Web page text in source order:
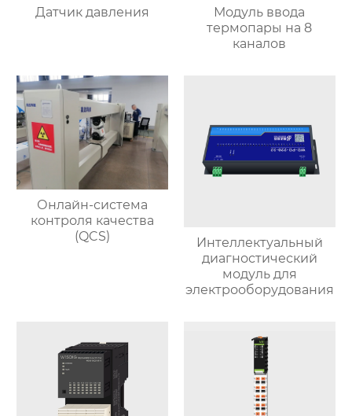
Датчик давления
Модуль ввода
термопары на 8
каналов
Онлайн-система
контроля качества
(QCS)
Интеллектуальный
диагностический
модуль для
электрооборудования